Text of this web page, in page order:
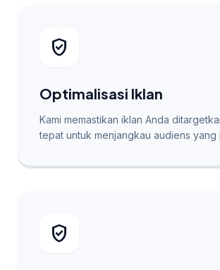
verified_user
Optimalisasi Iklan
Kami memastikan iklan Anda
tepat untuk menjangkau audiens yang
verified_user